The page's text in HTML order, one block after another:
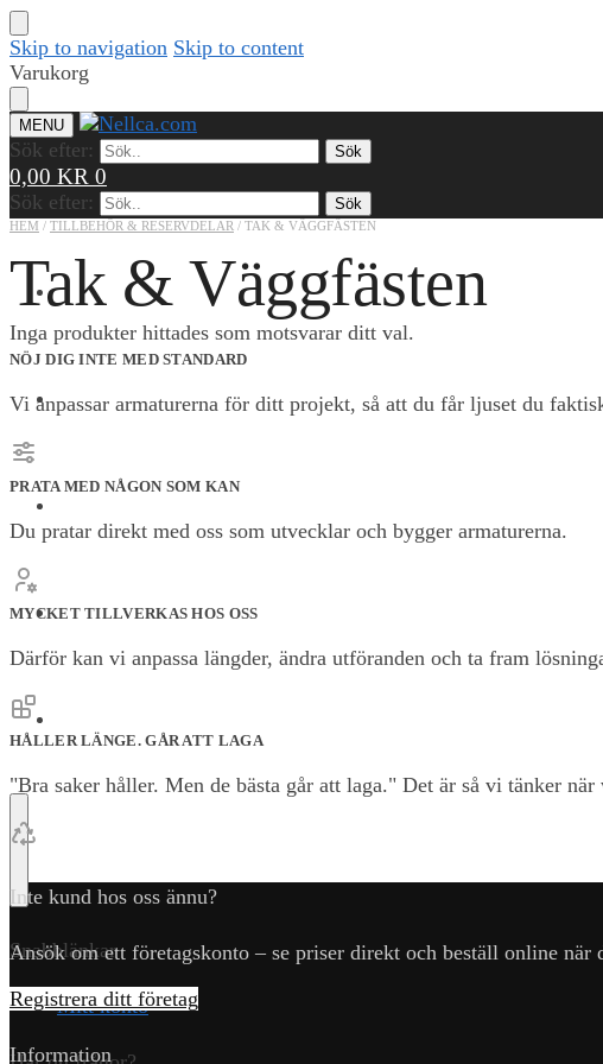
Skip to navigation Skip to content
Varukorg
MENU
Sök efter: Sök
0,00 KR 0
Sök efter: Sök
PRODUKTER
REFERENSER
OM OSS
Snabblänkar
Mitt konto
HEM / TILLBEHÖR & RESERVDELAR / TAK & VÄGGFÄSTEN
Tak & Väggfästen
Inga produkter hittades som motsvarar ditt val.
NÖJ DIG INTE MED STANDARD
Vi anpassar armaturerna för ditt projekt, så att du får ljuset du
PRATA MED NÅGON SOM KAN
Du pratar direkt med oss som utvecklar och bygger armaturerna.
MYCKET TILLVERKAS HOS OSS
Därför kan vi anpassa längder, ändra utföranden och ta fram
HÅLLER LÄNGE. GÅR ATT LAGA
"Bra saker håller. Men de bästa går att laga." Det är så vi tänker
Inte kund hos oss ännu?
Ansök om ett företagskonto – se priser direkt och beställ online när
Registrera ditt företag
Information